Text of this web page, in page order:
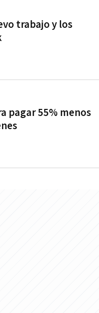
trabajo y los
pagar 55% menos